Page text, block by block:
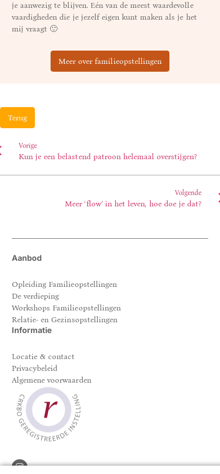
je aanwezig te blijven. Eén van de meest waardevolle
vaardigheden die je jezelf eigen kunt maken als je het
mij vraagt 🙂
Meer over familieopstellingen
Terug
Vorige
Kun je een belastend patroon helemaal overstijgen?
Volgende
Meer ‘flow’ in het leven, hoe doe je dat?
Aanbod
Opleiding Familieopstellingen
De verdieping
Workshops Familieopstellingen
Relatie- en Gezinsopstellingen
Informatie
Locatie & contact
Privacybeleid
Algemene voorwaarden